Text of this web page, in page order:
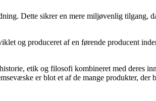
Dette sikrer en mere miljøvenlig tilgang,
og produceret af en førende producent
etik og filosofi kombineret med deres
er blot et af de mange produkter, der